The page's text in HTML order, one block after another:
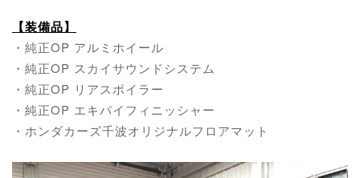
【装備品】
・純正OP アルミホイール
・純正OP スカイサウンドシステム
・純正OP リアスポイラー
・純正OP エキパイフィニッシャー
・ホンダカーズ千波オリジナルフロアマット